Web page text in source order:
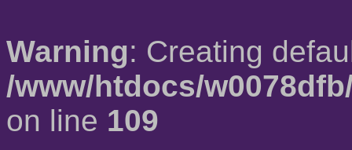
Warning: Creating
/www/htdocs/
on line 109